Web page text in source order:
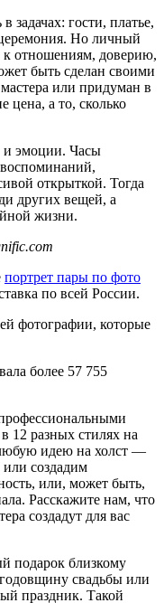
задачах: гости, платье,
Но личный
к отношениям, доверию,
быть сделан своими
или придуман в
цена, а то, сколько
и эмоции. Часы
открыткой. Тогда
других вещей, а
жизни.
портрет пары по фото
по всей России.
фотографии, которые
более 57 755
12 разных стилях на
идею на холст —
создадим
или, может быть,
Расскажите нам, что
создадут для вас
подарок близкому
свадьбы или
праздник. Такой